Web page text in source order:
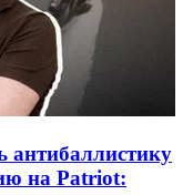
антибаллистику
на Patriot: